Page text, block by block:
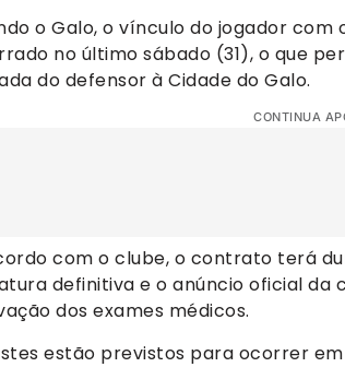
o Galo, o vínculo do jogador com
no último sábado (31), o que
do defensor à Cidade do Galo.
CONTINUA
com o clube, o contrato terá
definitiva e o anúncio oficial
dos exames médicos.
estão previstos para ocorrer em